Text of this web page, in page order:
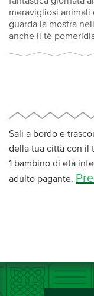
meravigliosi animali
guarda la mostra
anche il tè
Sali a bordo e
della tua città con il
1 bambino di età
adulto pagante.